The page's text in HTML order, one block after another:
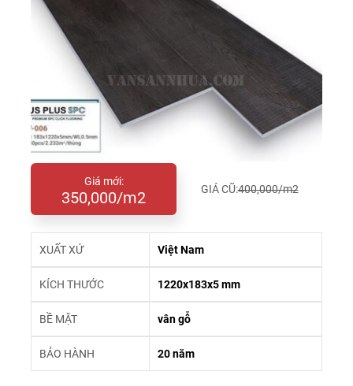
Giá mới:
350,000/m2 GIÁ CŨ:400,000/m2
XUẤT XỨ Việt Nam
KÍCH THƯỚC 1220x183x5 mm
BỀ MẶT vân gỗ
BẢO HÀNH 20 năm